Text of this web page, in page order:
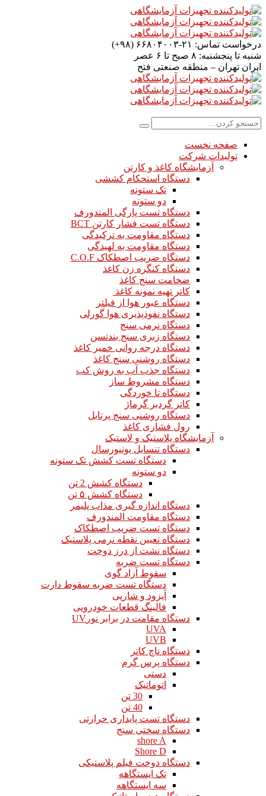
درخواست تماس: ۲۱-۶۶۸۰۴۰۰۳ (۹۸+)
شنبه تا پنجشنبه: ۸ صبح تا ۶ عصر
ایران تهران – منطقه صنعتی فتح
صفحه نخست
تولیدات شرکت
آزمایشگاه کاغذ و کارتن
دستگاه استحکام کششی
تک ستونه
دو ستونه
دستگاه تست پارگی المندورف
دستگاه تست فشار کارتن BCT
دستگاه مقاومت به ترکیدگی
دستگاه مقاومت به لهیدگی
دستگاه ضریب اصطکاک C.O.F
دستگاه کنگره زن کاغذ
ضخامت سنج کاغذ
کاتر تهیه نمونه کاغذ
دستگاه عبور هوا از فیلتر
دستگاه نفوذپذیری هوا گورلی
دستگاه نرمی سنج
دستگاه زبری سنج بندتسن
دستگاه درجه روانی خمیر کاغذ
دستگاه روشنی سنج کاغذ
دستگاه جذب آب به روش کب
دستگاه مشروط ساز
دستگاه تا خوردگی
کاتر گردبر گرماژ
دستگاه روشنی سنج پرتابل
رول فشاری کاغذ
آزمایشگاه پلاستیک و لاستیک
دستگاه تنسایل یونیورسال
دستگاه تست کشش تک ستونه
دو ستونه
دستگاه کشش 2 تن
دستگاه کشش ۵ تن
دستگاه اندازه گیری مذاب پلیمر
دستگاه مقاومت المندورف
دستگاه تست ضریب اصطکاک
دستگاه تعیین نقطه نرمی پلاستیک
دستگاه نشت از درز دوخت
دستگاه تست ضربه
سقوط آزاد گوی
دستگاه تست ضربه سقوط دارت
آیزود و شارپی
فالینگ قطعات خودرویی
دستگاه مقامت در برابر نورUV
UVA
UVB
دستگاه ناچ کاتر
دستگاه پرس گرم
دستی
اتوماتیک
30 تن
40 تن
دستگاه تست پایداری حرارتی
دستگاه سختی سنج
shore A
Shore D
دستگاه دوخت فیلم پلاستیکی
تک ایستگاهه
سه ایستگاهه